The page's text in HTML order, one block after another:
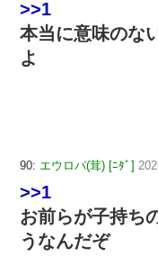
>>1
本当に意味のな
よ
90: エウロパ(茸) [ﾆﾀﾞ]
>>1
お前らが子持ち
うなんだぞ